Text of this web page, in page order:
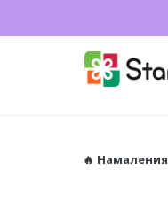
🔥 Намаления